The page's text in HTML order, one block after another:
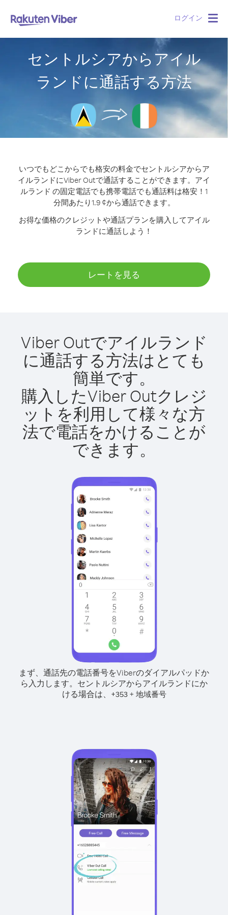
ログイン
セントルシアからアイル
ランドに通話する方法
いつでもどこからでも格安の料金でセントルシアからア
イルランドにViber Outで通話することができます。 アイ
ルランド の固定電話でも携帯電話でも通話料は格安！1
分間あたり1.9 ¢から通話できます。
お得な価格のクレジットや通話プランを購入してアイル
ランドに通話しよう！
レートを見る
Viber Outでアイルランド
に通話する方法はとても
簡単です。
購入したViber Outクレジ
ットを利用して様々な方
法で電話をかけることが
できます。
まず、通話先の電話番号をViberのダイアルパッドか
ら入力します。 セントルシアからアイルランドにか
ける場合は、
+353+ 地域番号